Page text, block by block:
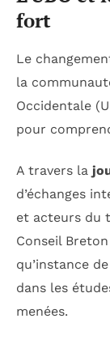
fort
Le
la
Occidentale
pour
A travers la
d’échanges
et acteurs du
Conseil
qu’instance
dans les
menées.